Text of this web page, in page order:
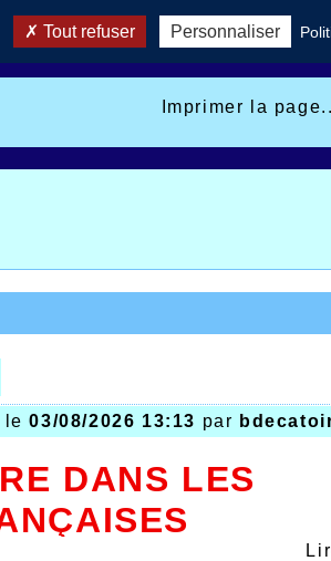
Imprimer la
le03/08/2026 13:13 par
DANS LES
Tout refuser Personnaliser